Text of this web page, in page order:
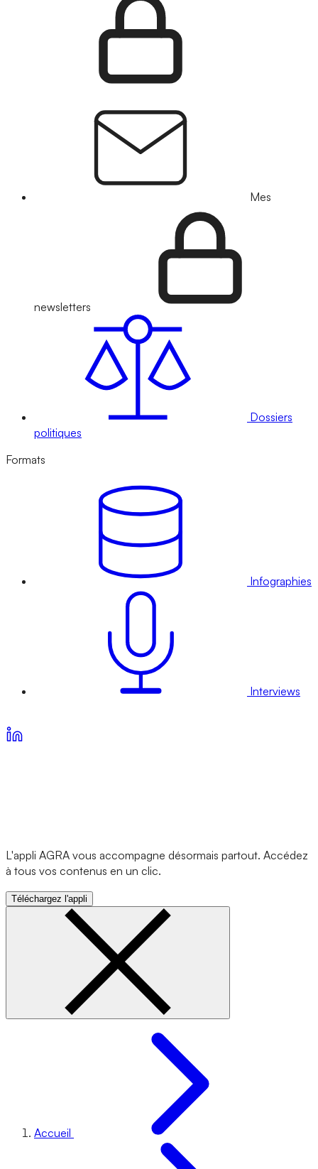
Mes
newsletters
Dossiers
politiques
Formats
Infographies
Interviews
L'appli AGRA vous accompagne désormais partout. Accédez
à tous vos contenus en un clic.
Téléchargez l'appli
Accueil